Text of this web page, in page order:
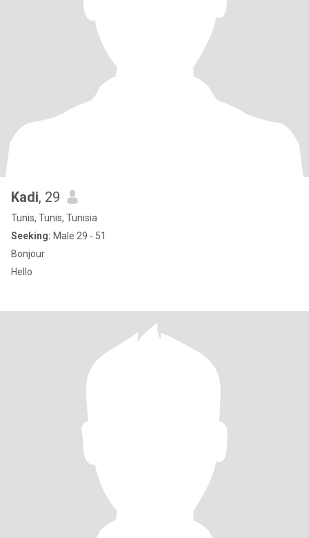
Kadi, 29
Tunis, Tunis, Tunisia
Seeking: Male 29 - 51
Bonjour
Hello